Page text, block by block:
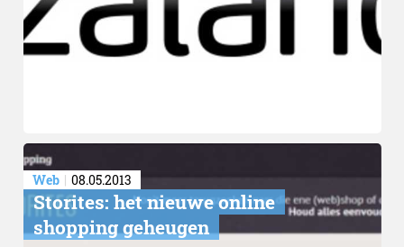
Web 08.05.2013
Storites: het nieuwe online
shopping geheugen